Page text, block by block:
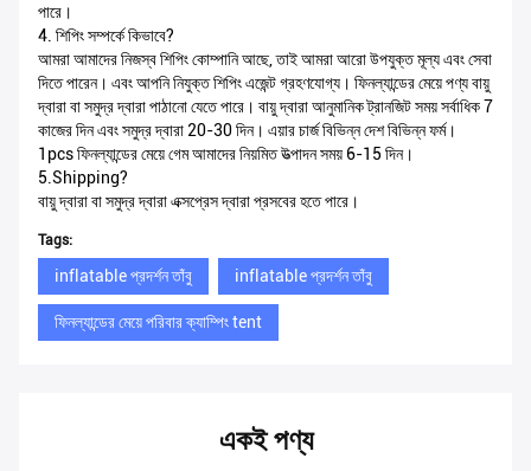
পারে।
4. শিপিং সম্পর্কে কিভাবে?
আমরা আমাদের নিজস্ব শিপিং কোম্পানি আছে, তাই আমরা আরো উপযুক্ত মূল্য এবং সেবা
দিতে পারেন। এবং আপনি নিযুক্ত শিপিং এজেন্ট গ্রহণযোগ্য। ফিনল্যান্ডের মেয়ে পণ্য বায়ু
দ্বারা বা সমুদ্র দ্বারা পাঠানো যেতে পারে। বায়ু দ্বারা আনুমানিক ট্রানজিট সময় সর্বাধিক 7
কাজের দিন এবং সমুদ্র দ্বারা 20-30 দিন। এয়ার চার্জ বিভিন্ন দেশ বিভিন্ন ফর্ম।
1pcs ফিনল্যান্ডের মেয়ে গেম আমাদের নিয়মিত উত্পাদন সময় 6-15 দিন।
5.Shipping?
বায়ু দ্বারা বা সমুদ্র দ্বারা এক্সপ্রেস দ্বারা প্রসবের হতে পারে।
Tags:
inflatable প্রদর্শন তাঁবু inflatable প্রদর্শন তাঁবু
ফিনল্যান্ডের মেয়ে পরিবার ক্যাম্পিং tent
একই পণ্য